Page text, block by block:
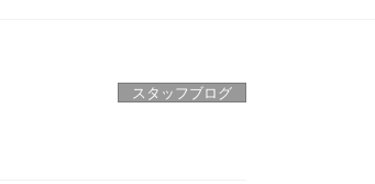
スタッフブログ